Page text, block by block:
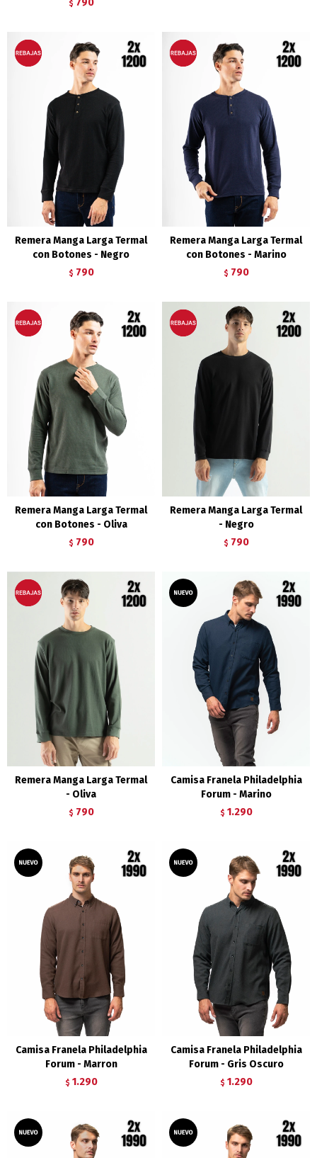
$
Remera Manga Larga Termal
con Botones - Negro
$ 790
Remera Manga Larga Termal
con Botones - Marino
$ 790
Remera Manga Larga Termal
con Botones - Oliva
$ 790
Remera Manga Larga Termal
- Negro
$ 790
Remera Manga Larga Termal
- Oliva
$ 790
Camisa Franela Philadelphia
Forum - Marino
$ 1.290
Camisa Franela Philadelphia
Forum - Marron
$ 1.290
Camisa Franela Philadelphia
Forum - Gris Oscuro
$ 1.290